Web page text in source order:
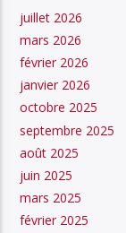
juillet 2026
mars 2026
février 2026
janvier 2026
octobre 2025
septembre 2025
août 2025
juin 2025
mars 2025
février 2025